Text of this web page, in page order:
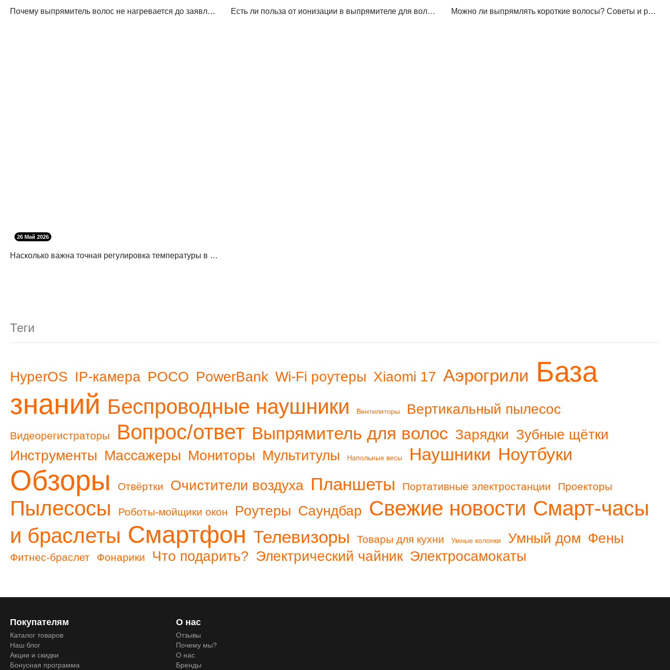
Почему выпрямитель волос не нагревается до заявленной температуры? Есть ли польза от ионизации в выпрямителе для волос? Можно ли выпрямлять короткие волосы? Советы и рекомендации
26 Май 2026
Насколько важна точная регулировка температуры в выпрямителе для волос?
Теги
HyperOS IP-камера POCO PowerBank Wi-Fi роутеры Xiaomi 17 Аэрогрили База
знаний Беспроводные наушники Вентиляторы Вертикальный пылесос
Видеорегистраторы Вопрос/ответ Выпрямитель для волос Зарядки Зубные щётки
Инструменты Массажеры Мониторы Мультитулы Напольные весы Наушники Ноутбуки
Обзоры Отвёртки Очистители воздуха Планшеты Портативные электростанции Проекторы
Пылесосы Роботы-мойщики окон Роутеры Саундбар Свежие новости Смарт-часы
и браслеты Смартфон Телевизоры Товары для кухни Умные колонки Умный дом Фены
Фитнес-браслет Фонарики Что подарить? Электрический чайник Электросамокаты
Покупателям
Каталог товаров
Наш блог
Акции и скидки
Бонусная программа
О нас
Отзывы
Почему мы?
О нас
Бренды